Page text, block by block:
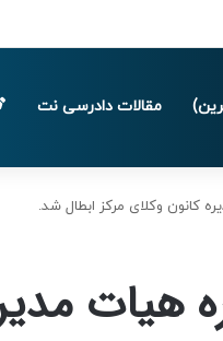
1405
مقالات دادرسی نت
کانون وکلای مرکز ابطال شد.